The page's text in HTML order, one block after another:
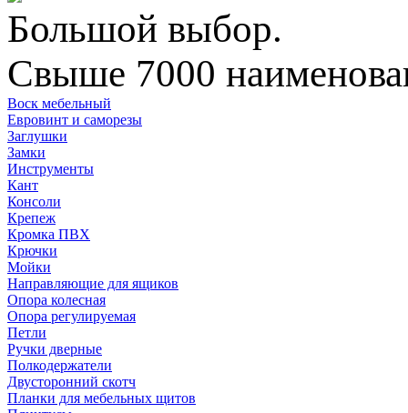
Большой выбор.
Свыше 7000
Воск мебельный
Евровинт и саморезы
Заглушки
Замки
Инструменты
Кант
Консоли
Крепеж
Кромка ПВХ
Крючки
Мойки
Направляющие для ящиков
Опора колесная
Опора регулируемая
Петли
Ручки дверные
Полкодержатели
Двусторонний скотч
Планки для мебельных щитов